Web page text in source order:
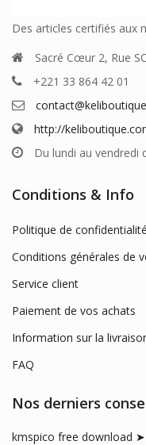
Des articles certifiés aux
Sacré Cœur 2, Rue
+221 33 864 42 01
http://
Du lundi au vendredi
Conditions & Info
Politique de
Conditions générales de
Service client
Paiement de vos achats
Information sur la
FAQ
Nos derniers
kmspico free download